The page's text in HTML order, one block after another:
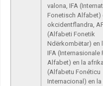
valona, IFA
Fonetisch Alfabet)
okcidentflandra,
(Alfabeti Fonetik
Ndërkombëtar) en
IFA (Internasionale
Alfabet) en la
(Alfabetu Fonéticu
Internacional) en la